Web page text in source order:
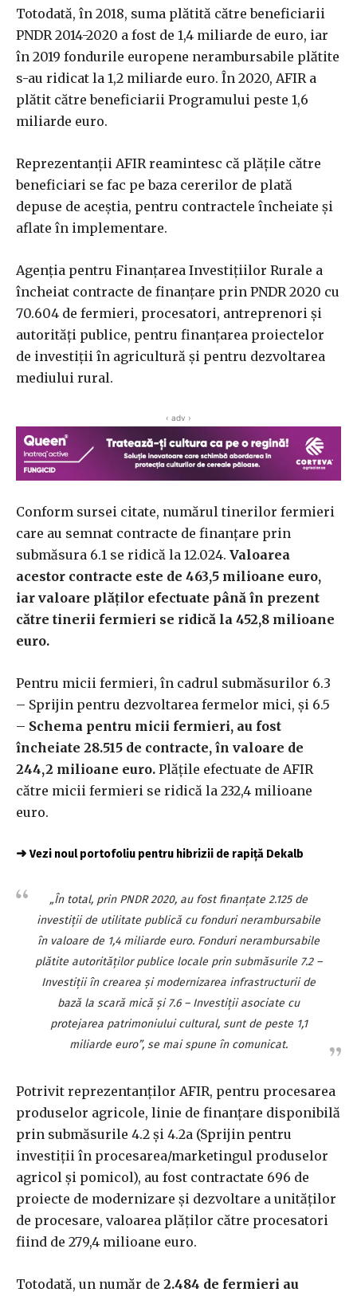
Totodată, în 2018, suma plătită către beneficiarii
PNDR 2014-2020 a fost de 1,4 miliarde de euro, iar
în 2019 fondurile europene nerambursabile plătite
s-au ridicat la 1,2 miliarde euro. În 2020, AFIR a
plătit către beneficiarii Programului peste 1,6
miliarde euro.
Reprezentanţii AFIR reamintesc că plăţile către
beneficiari se fac pe baza cererilor de plată
depuse de aceştia, pentru contractele încheiate şi
aflate în implementare.
Agenţia pentru Finanţarea Investiţiilor Rurale a
încheiat contracte de finanţare prin PNDR 2020 cu
70.604 de fermieri, procesatori, antreprenori şi
autorităţi publice, pentru finanţarea proiectelor
de investiţii în agricultură şi pentru dezvoltarea
mediului rural.
‹ adv ›
Conform sursei citate, numărul tinerilor fermieri
care au semnat contracte de finanţare prin
submăsura 6.1 se ridică la 12.024. Valoarea
acestor contracte este de 463,5 milioane euro,
iar valoare plăţilor efectuate până în prezent
către tinerii fermieri se ridică la 452,8 milioane
euro.
Pentru micii fermieri, în cadrul submăsurilor 6.3
– Sprijin pentru dezvoltarea fermelor mici, şi 6.5
– Schema pentru micii fermieri, au fost
încheiate 28.515 de contracte, în valoare de
244,2 milioane euro. Plăţile efectuate de AFIR
către micii fermieri se ridică la 232,4 milioane
euro.
➜ Vezi noul portofoliu pentru hibrizii de rapiță Dekalb
„În total, prin PNDR 2020, au fost finanţate 2.125 de
investiţii de utilitate publică cu fonduri nerambursabile
în valoare de 1,4 miliarde euro. Fonduri nerambursabile
plătite autorităţilor publice locale prin submăsurile 7.2 –
Investiţii în crearea şi modernizarea infrastructurii de
bază la scară mică şi 7.6 – Investiţii asociate cu
protejarea patrimoniului cultural, sunt de peste 1,1
miliarde euro”, se mai spune în comunicat.
Potrivit reprezentanţilor AFIR, pentru procesarea
produselor agricole, linie de finanţare disponibilă
prin submăsurile 4.2 şi 4.2a (Sprijin pentru
investiţii în procesarea/marketingul produselor
agricol şi pomicol), au fost contractate 696 de
proiecte de modernizare şi dezvoltare a unităţilor
de procesare, valoarea plăţilor către procesatori
fiind de 279,4 milioane euro.
Totodată, un număr de 2.484 de fermieri au